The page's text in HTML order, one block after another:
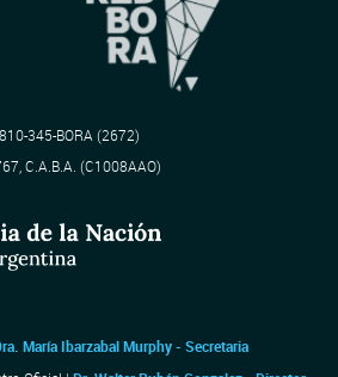
345-BORA (2672)
C.A.B.A. (C1008AAO)
María Ibarzabal Murphy - Secretaria